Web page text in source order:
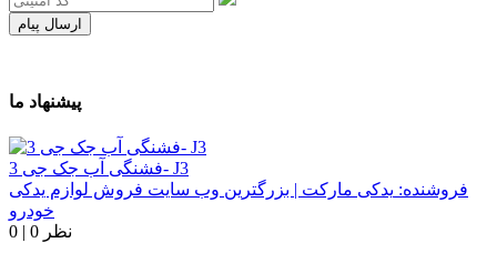
ارسال پیام
پیشنهاد ما
فشنگی آب جک جی 3- J3
فروشنده: یدکی مارکت | بزرگترین وب سایت فروش لوازم یدکی
خودرو
0 | 0 نظر